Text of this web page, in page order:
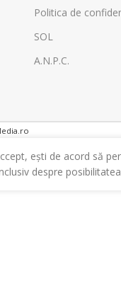
Politica de
SOL
A.N.P.C.
ești de acord să
despre